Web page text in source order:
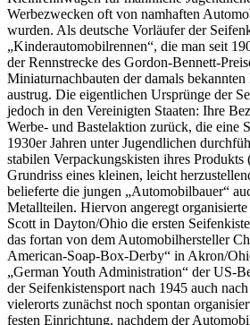
Werbezwecken oft von namhaften
wurden. Als deutsche Vorläufer der
„Kinderautomobilrennen“, die man seit
der Rennstrecke des Gordon-Bennett-
Miniaturnachbauten der damals
austrug. Die eigentlichen Ursprünge der
jedoch in den Vereinigten Staaten: Ihre
Werbe- und Bastelaktion zurück, die eine
1930er Jahren unter Jugendlichen
stabilen Verpackungskisten ihres Produkts
Grundriss eines kleinen, leicht
belieferte die jungen „Automobilbauer“
Metallteilen. Hiervon angeregt
Scott in Dayton/Ohio die ersten
das fortan von dem Automobilhersteller
American-Soap-Box-Derby“ in Akron/
„German Youth Administration“ der US-
der Seifenkistensport nach 1945 auch
vielerorts zunächst noch spontan
festen Einrichtung, nachdem der